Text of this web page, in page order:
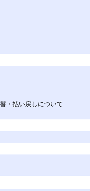
・払い戻しについて